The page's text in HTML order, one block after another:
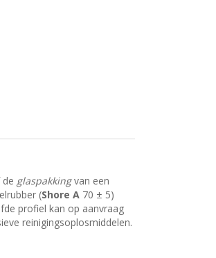
glaspakkingvan een
(Shore A 70 ± 5)
profiel kan op aanvraag
reinigingsoplosmiddelen.